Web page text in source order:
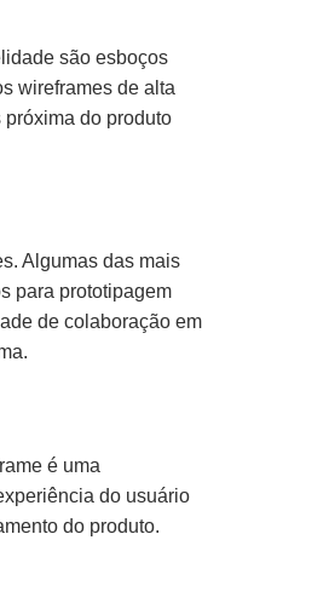
são esboços
wireframes de alta
do produto
Algumas das mais
para prototipagem
de colaboração em
é uma
do usuário
do produto.